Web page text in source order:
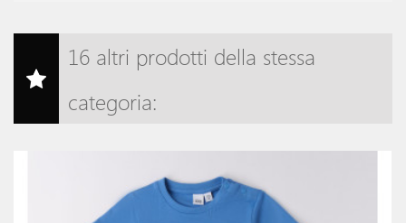
16 altri prodotti della stessa
categoria: